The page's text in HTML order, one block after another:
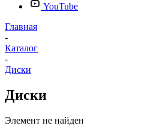
YouTube
Главная
-
Каталог
-
Диски
Диски
Элемент не найден